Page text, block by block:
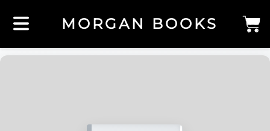
MORGAN BOOKS